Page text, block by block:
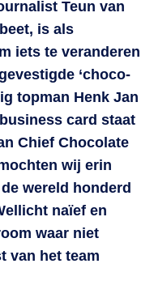
Teun van
is als
iets te veranderen
‘choco-
topman Henk Jan
card staat
Chief Chocolate
wij erin
wereld honderd
naïef en
waar niet
van het team